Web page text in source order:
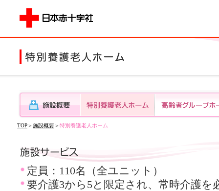
TOP ＞ 施設概要 ＞ 特別養護老人ホーム
定員：110名（全ユニット）
要介護3から5と限定され、常時介護を